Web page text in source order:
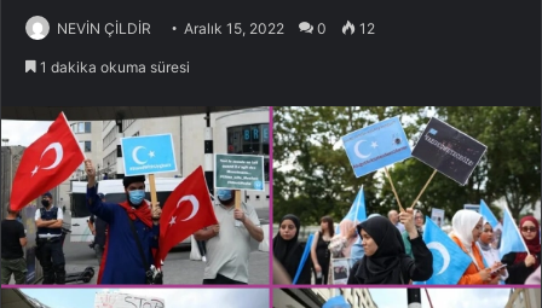
NEVİN ÇİLDİR Aralık 15, 2022 0 12
1 dakika okuma süresi